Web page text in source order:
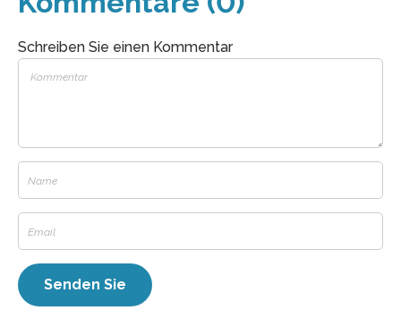
Schreiben Sie einen Kommentar